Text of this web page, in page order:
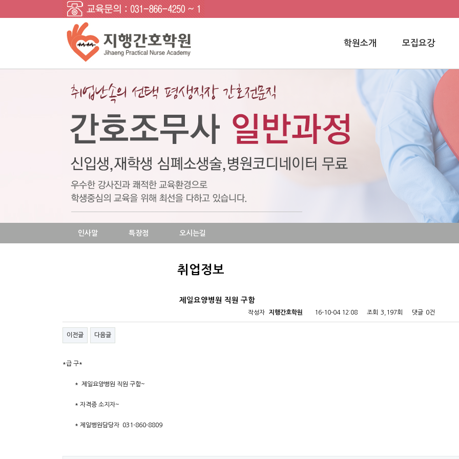
학원소개 모집요강
인사말 특장점 오시는길
취업정보
제일요양병원 직원 구함
작성자 지행간호학원 16-10-04 12:08 조회 3,197회 댓글 0건
이전글 다음글
*급 구*
* 제일요양병원 직원 구함~
* 자격증 소지자~
* 제일병원담당자 031-860-8809